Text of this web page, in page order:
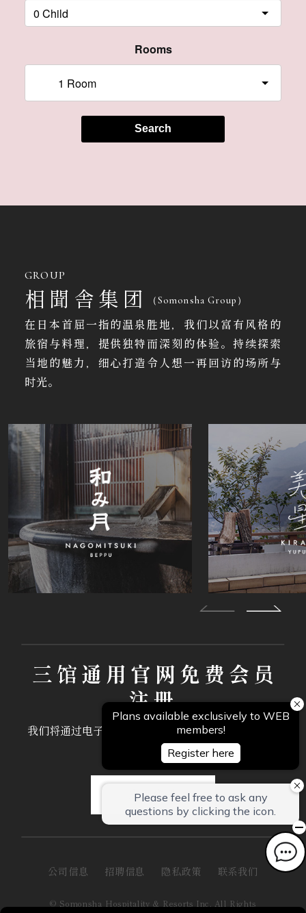
Rooms
Search
GROUP
相聞舎集团 （Somonsha Group）
在日本首屈一指的温泉胜地，我们以富有风格的
旅宿与料理，提供独特而深刻的体验。持续探索
当地的魅力，细心打造令人想一再回访的场所与
时光。
三馆通用官网免费会员
注册
我们将通过电子邮件，向会员专属发送优惠礼遇与最
新推广信息。
立即注册
公司信息 招聘信息 隐私政策 联系我们
© Somonsha Hospitality & Resorts Inc. All Rights